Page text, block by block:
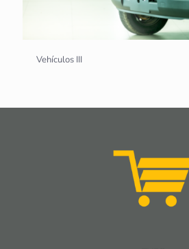
Vehículos III